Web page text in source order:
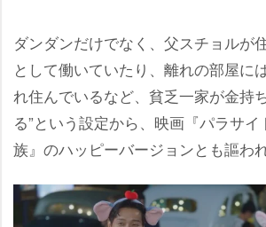
ダンダンだけでなく、父スチョルが
として働いていたり、離れの部屋に
れ住んでいるなど、貧乏一家が金持
る”という設定から、映画『パラサ
族』のハッピーバージョンとも謳わ